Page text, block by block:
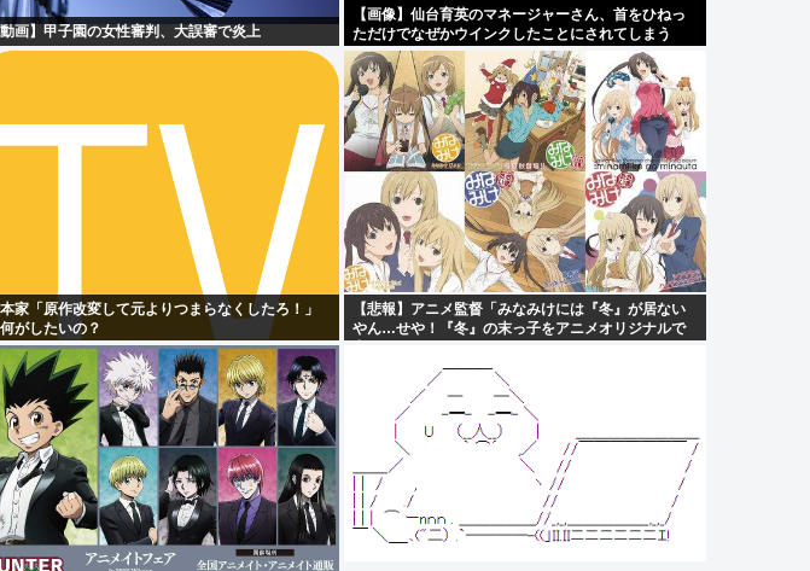
動画】甲子園の女性審判、大誤審で炎上
【画像】仙台育英のマネージャーさん、首をひねっ
ただけでなぜかウインクしたことにされてしまう
www
家「原作改変して元よりつまらなくしたろ！」
がしたいの？
【悲報】アニメ監督「みなみけには『冬』が居ない
やん…せや！『冬』の末っ子をアニメオリジナルで